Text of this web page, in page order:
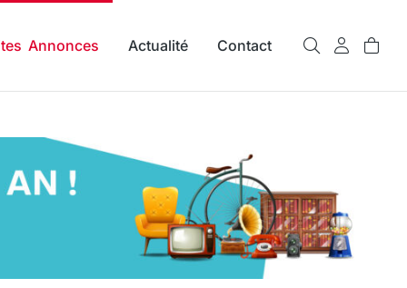
Annonces Actualité Contact